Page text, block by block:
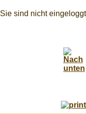
Sie sind nicht eingeloggt